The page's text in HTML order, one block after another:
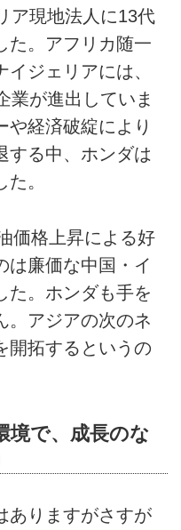
ア現地法人に13代
た。アフリカ随一
ジェリアには、
業が進出していま
や経済破綻により
する中、ホンダは
。
価格上昇による好
は廉価な中国・イ
た。ホンダも手を
。アジアの次のネ
開拓するというの
境で、成長のな
ありますがさすが